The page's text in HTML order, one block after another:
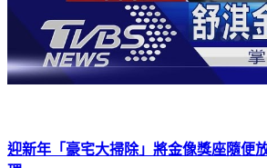
迎新年「豪宅大掃除」將金像獎座隨便